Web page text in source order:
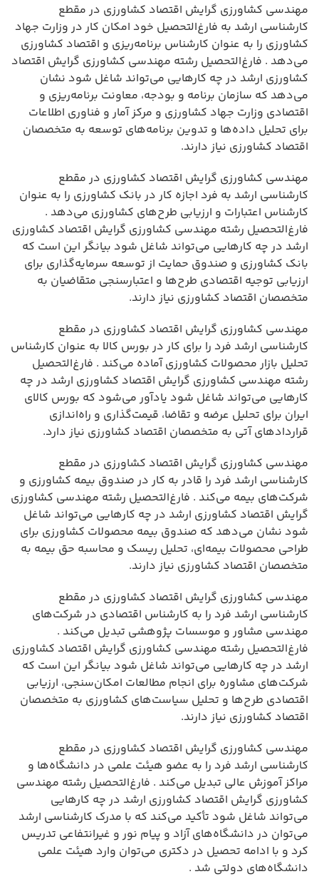
مهندسی کشاورزی گرایش اقتصاد کشاورزی در مقطع
کارشناسی ارشد به فارغ‌التحصیل خود امکان کار در وزارت جهاد
کشاورزی را به عنوان کارشناس برنامه‌ریزی و اقتصاد کشاورزی
می‌دهد . فارغ‌التحصیل رشته مهندسی کشاورزی گرایش اقتصاد
کشاورزی ارشد در چه کارهایی می‌تواند شاغل شود نشان
می‌دهد که سازمان برنامه و بودجه، معاونت برنامه‌ریزی و
اقتصادی وزارت جهاد کشاورزی و مرکز آمار و فناوری اطلاعات
برای تحلیل داده‌ها و تدوین برنامه‌های توسعه به متخصصان
اقتصاد کشاورزی نیاز دارند.
مهندسی کشاورزی گرایش اقتصاد کشاورزی در مقطع
کارشناسی ارشد به فرد اجازه کار در بانک کشاورزی را به عنوان
کارشناس اعتبارات و ارزیابی طرح‌های کشاورزی می‌دهد .
فارغ‌التحصیل رشته مهندسی کشاورزی گرایش اقتصاد کشاورزی
ارشد در چه کارهایی می‌تواند شاغل شود بیانگر این است که
بانک کشاورزی و صندوق حمایت از توسعه سرمایه‌گذاری برای
ارزیابی توجیه اقتصادی طرح‌ها و اعتبارسنجی متقاضیان به
متخصصان اقتصاد کشاورزی نیاز دارند.
مهندسی کشاورزی گرایش اقتصاد کشاورزی در مقطع
کارشناسی ارشد فرد را برای کار در بورس کالا به عنوان کارشناس
تحلیل بازار محصولات کشاورزی آماده می‌کند . فارغ‌التحصیل
رشته مهندسی کشاورزی گرایش اقتصاد کشاورزی ارشد در چه
کارهایی می‌تواند شاغل شود یادآور می‌شود که بورس کالای
ایران برای تحلیل عرضه و تقاضا، قیمت‌گذاری و راه‌اندازی
قراردادهای آتی به متخصصان اقتصاد کشاورزی نیاز دارد.
مهندسی کشاورزی گرایش اقتصاد کشاورزی در مقطع
کارشناسی ارشد فرد را قادر به کار در صندوق بیمه کشاورزی و
شرکت‌های بیمه می‌کند . فارغ‌التحصیل رشته مهندسی کشاورزی
گرایش اقتصاد کشاورزی ارشد در چه کارهایی می‌تواند شاغل
شود نشان می‌دهد که صندوق بیمه محصولات کشاورزی برای
طراحی محصولات بیمه‌ای، تحلیل ریسک و محاسبه حق بیمه به
متخصصان اقتصاد کشاورزی نیاز دارند.
مهندسی کشاورزی گرایش اقتصاد کشاورزی در مقطع
کارشناسی ارشد فرد را به کارشناس اقتصادی در شرکت‌های
مهندسی مشاور و موسسات پژوهشی تبدیل می‌کند .
فارغ‌التحصیل رشته مهندسی کشاورزی گرایش اقتصاد کشاورزی
ارشد در چه کارهایی می‌تواند شاغل شود بیانگر این است که
شرکت‌های مشاوره برای انجام مطالعات امکان‌سنجی، ارزیابی
اقتصادی طرح‌ها و تحلیل سیاست‌های کشاورزی به متخصصان
اقتصاد کشاورزی نیاز دارند.
مهندسی کشاورزی گرایش اقتصاد کشاورزی در مقطع
کارشناسی ارشد فرد را به عضو هیئت علمی در دانشگاه‌ها و
مراکز آموزش عالی تبدیل می‌کند . فارغ‌التحصیل رشته مهندسی
کشاورزی گرایش اقتصاد کشاورزی ارشد در چه کارهایی
می‌تواند شاغل شود تأکید می‌کند که با مدرک کارشناسی ارشد
می‌توان در دانشگاه‌های آزاد و پیام نور و غیرانتفاعی تدریس
کرد و با ادامه تحصیل در دکتری می‌توان وارد هیئت علمی
دانشگاه‌های دولتی شد .